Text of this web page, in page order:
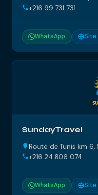
+216 99 731 731
WhatsApp Site
SundayTravel
Route de Tunis km 6,
+216 24 806 074
WhatsApp Site